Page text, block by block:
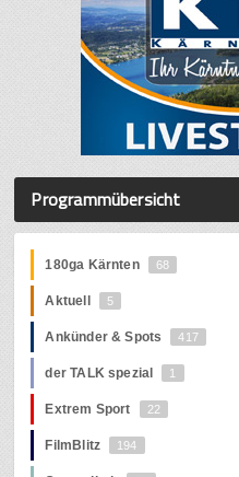
Programmübersicht
180ga Kärnten 68
Aktuell 5
Ankünder & Spots 417
der TALK spezial 1
Extrem Sport 22
FilmBlitz 194